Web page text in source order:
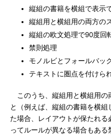
縦組の書籍を横組で表示
縦組用と横組用の両方の
縦組の欧文処理で90度回
禁則処理
モノルビとフォールバッ
テキストに圏点を付けら
このうち、縦組用と横組用の
と（例えば、縦組の書籍を横
た場合、レイアウトが保たれ
ってルールが異なる場合もあ